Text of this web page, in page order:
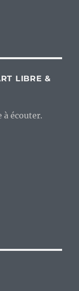
LIBRE &
écouter.